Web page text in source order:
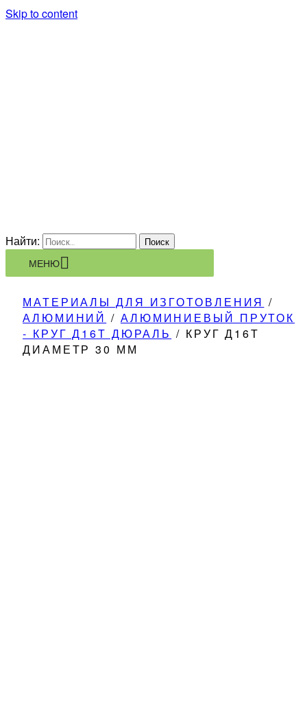
Skip to content
Найти:
МЕНЮ
МАТЕРИАЛЫ ДЛЯ ИЗГОТОВЛЕНИЯ /
АЛЮМИНИЙ / АЛЮМИНИЕВЫЙ ПРУТОК
- КРУГ Д16Т ДЮРАЛЬ / КРУГ Д16Т
ДИАМЕТР 30 ММ